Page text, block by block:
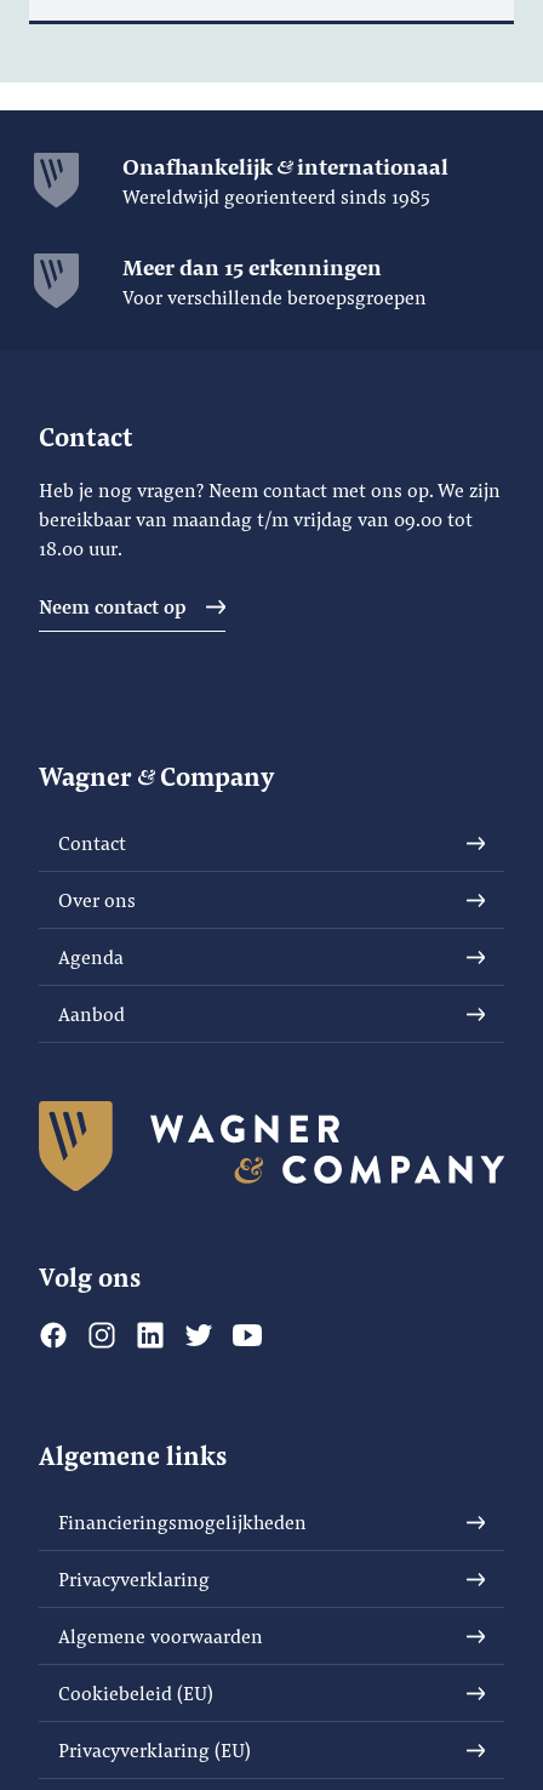
Onafhankelijk internationaal
Wereldwijd georienteerd sinds 1985
Meer dan 15 erkenningen
Voor verschillende beroepsgroepen
Contact
Heb je nog vragen? Neem contact met ons op. We zijn
bereikbaar van maandag t/m vrijdag van 09.00 tot
18.00 uur.
Neem contact op
Wagner Company
Contact
Over ons
Agenda
Aanbod
Volg ons
Algemene links
Financieringsmogelijkheden
Privacyverklaring
Algemene voorwaarden
Cookiebeleid (EU)
Privacyverklaring (EU)